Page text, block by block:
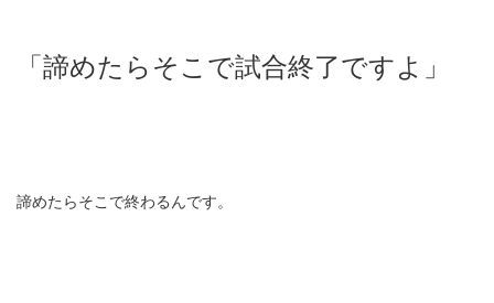
「諦めたらそこで試合終了ですよ」
諦めたらそこで終わるんです。